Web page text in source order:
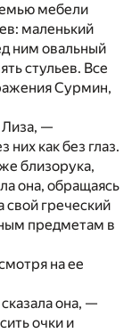
мебели
маленький
ним овальный
стульев. Все
Сурмин,
Лиза, —
них как без глаз.
близорука,
она, обращаясь
свой греческий
предметам в
на ее
она, —
очки и